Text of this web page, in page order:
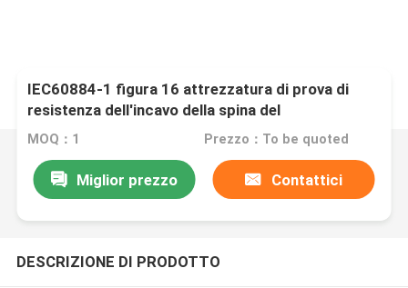
IEC60884-1 figura 16 attrezzatura di prova di
resistenza dell'incavo della spina del
commutatore
MOQ：1 Prezzo：To be quoted
Miglior prezzo Contattici
DESCRIZIONE DI PRODOTTO